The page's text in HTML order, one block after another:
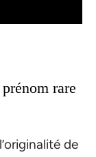
rare
de